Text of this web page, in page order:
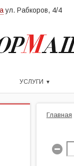
ул. Рабкоров, 4/4
УСЛУГИ
Главная